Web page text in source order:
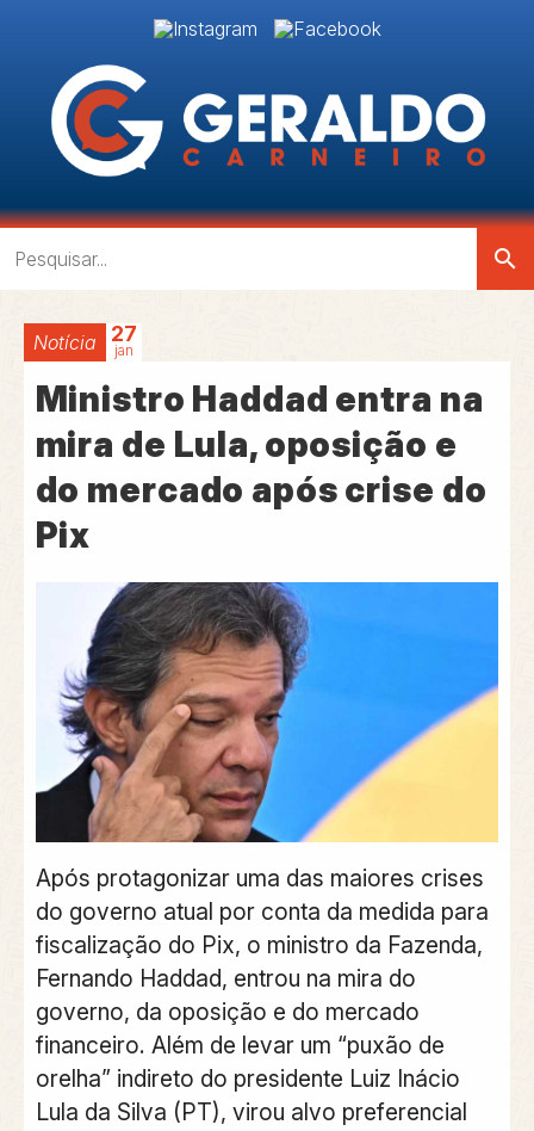
search
Notícia 27
jan
Ministro Haddad entra na
mira de Lula, oposição e
do mercado após crise do
Pix
Após protagonizar uma das maiores crises
do governo atual por conta da medida para
fiscalização do Pix, o ministro da Fazenda,
Fernando Haddad, entrou na mira do
governo, da oposição e do mercado
financeiro. Além de levar um “puxão de
orelha” indireto do presidente Luiz Inácio
Lula da Silva (PT), virou alvo preferencial